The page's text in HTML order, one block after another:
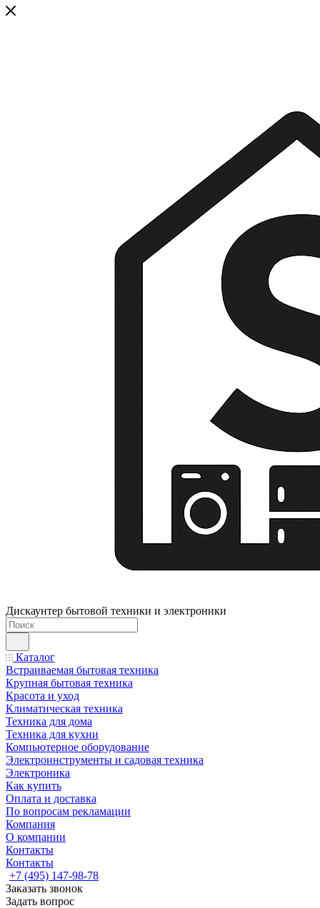
Дискаунтер бытовой техники и электроники
Каталог
Встраиваемая бытовая техника
Крупная бытовая техника
Красота и уход
Климатическая техника
Техника для дома
Техника для кухни
Компьютерное оборудование
Электроинструменты и садовая техника
Электроника
Как купить
Оплата и доставка
По вопросам рекламации
Компания
О компании
Контакты
Контакты
+7 (495) 147-98-78
Заказать звонок
Задать вопрос